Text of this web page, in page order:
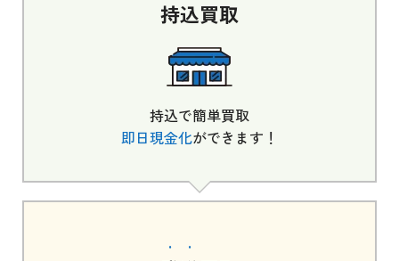
持込買取
持込で簡単買取
即日現金化ができます！